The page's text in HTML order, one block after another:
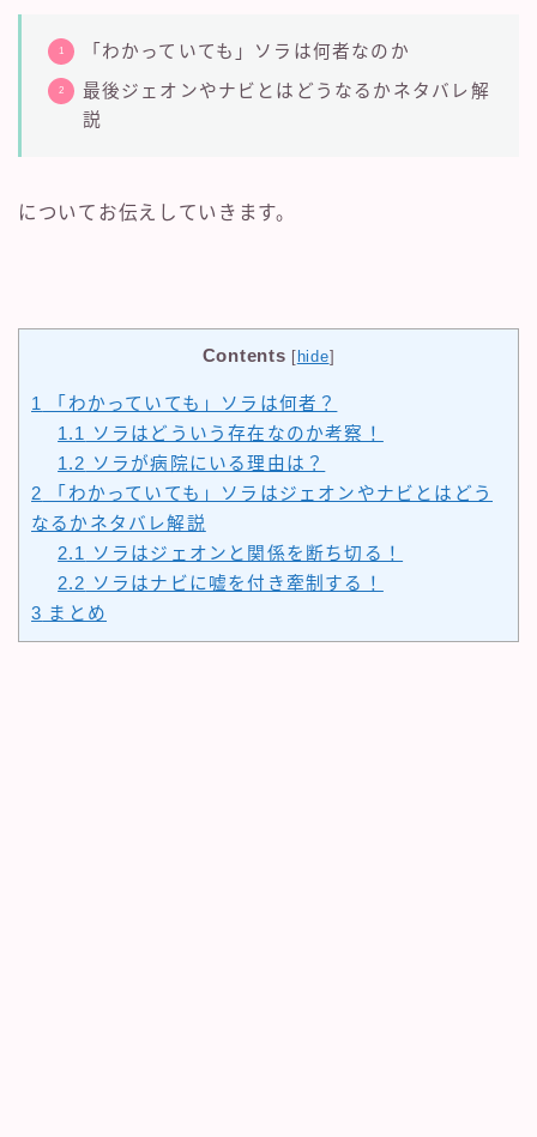
「わかっていても」ソラは何者なのか
最後ジェオンやナビとはどうなるかネタバレ解
説
についてお伝えしていきます。
Contents [ hide]
1
「わかっていても」ソラは何者？
1.1
ソラはどういう存在なのか考察！
1.2 ソラが病院にいる理由は？
2 「わかっていても」ソラはジェオンやナビとはどう
なるかネタバレ解説
2.1
ソラはジェオンと関係を断ち切る！
2.2 ソラはナビに嘘を付き牽制する！
3 まとめ